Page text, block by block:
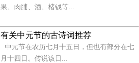
果、肉脯、酒、楮钱等...
有关中元节的古诗词推荐
中元节在农历七月十五日，但也有部分在七
月十四日。传说该日...